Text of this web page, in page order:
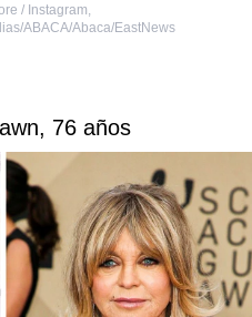
/ Instagram
ABACA/Abaca/EastNews
76 años